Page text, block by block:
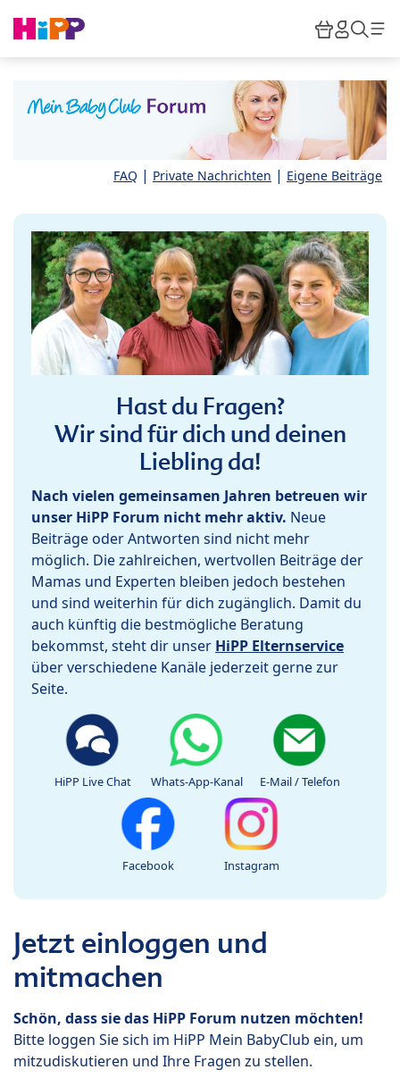
HiPP
FAQ | Private Nachrichten | Eigene Beiträge
Hast du Fragen?
Wir sind für dich und deinen
Liebling da!
Nach vielen gemeinsamen Jahren betreuen wir
unser HiPP Forum nicht mehr aktiv. Neue
Beiträge oder Antworten sind nicht mehr
möglich. Die zahlreichen, wertvollen Beiträge der
Mamas und Experten bleiben jedoch bestehen
und sind weiterhin für dich zugänglich. Damit du
auch künftig die bestmögliche Beratung
bekommst, steht dir unser HiPP Elternservice
über verschiedene Kanäle jederzeit gerne zur
Seite.
HiPP Live Chat Whats-App-Kanal E-Mail / Telefon
Facebook Instagram
Jetzt einloggen und
mitmachen
Schön, dass sie das HiPP Forum nutzen möchten!
Bitte loggen Sie sich im HiPP Mein BabyClub ein, um
mitzudiskutieren und Ihre Fragen zu stellen.